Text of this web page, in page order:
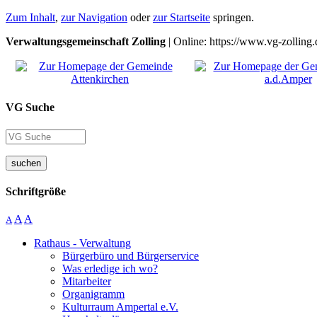
Zum Inhalt, zur Navigation oderzur Startseite springen.
Verwaltungsgemeinschaft Zolling | Online: https://www.vg-
VG Suche
suchen
Schriftgröße
A A A
Rathaus - Verwaltung
Bürgerbüro und Bürgerservice
Was erledige ich wo?
Mitarbeiter
Organigramm
Kulturraum Ampertal e.V.